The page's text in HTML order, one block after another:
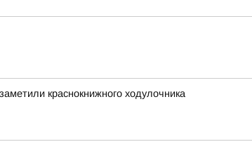
краснокнижного ходулочника